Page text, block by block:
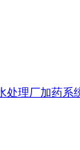
理厂加药